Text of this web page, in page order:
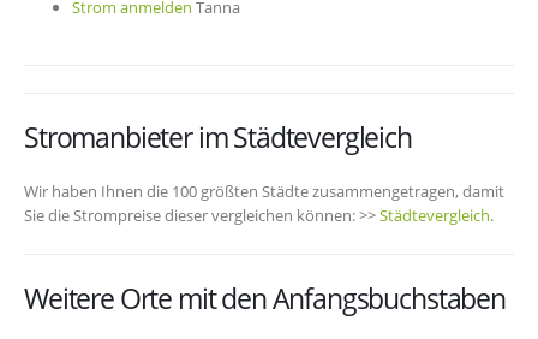
Strom anmelden Tanna
Stromanbieter im Städtevergleich
Wir haben Ihnen die 100 größten Städte zusammengetragen, damit
Sie die Strompreise dieser vergleichen können: >>Städtevergleich.
Weitere Orte mit den Anfangsbuchstaben